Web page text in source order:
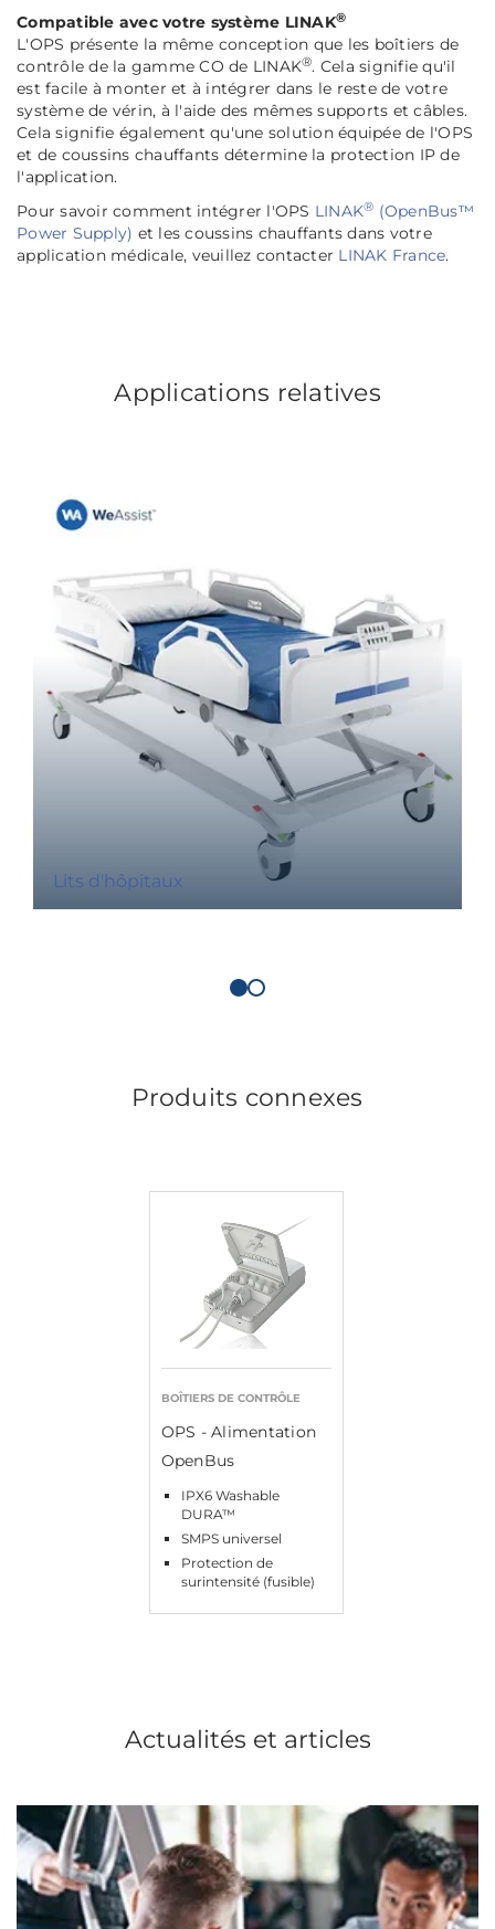
Compatible avec votre système LINAK®
L'OPS présente la même conception que les boîtiers de
contrôle de la gamme CO de LINAK®. Cela signifie qu'il
est facile à monter et à intégrer dans le reste de votre
système de vérin, à l'aide des mêmes supports et câbles.
Cela signifie également qu'une solution équipée de l'OPS
et de coussins chauffants détermine la protection IP de
l'application.
Pour savoir comment intégrer l'OPS LINAK® (OpenBus™
Power Supply) et les coussins chauffants dans votre
application médicale, veuillez contacter LINAK France.
Applications relatives
Lits d'hôpitaux
Produits connexes
BOÎTIERS DE CONTRÔLE
OPS - Alimentation
OpenBus
IPX6 Washable
DURA™
SMPS universel
Protection de
surintensité (fusible)
Actualités et articles